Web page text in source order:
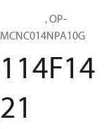
Optyma™, OP-
MCNC014NPA10G
114F14
21